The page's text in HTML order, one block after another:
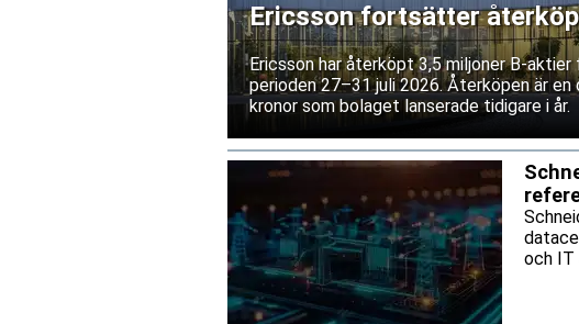
Ericsson fortsätter
kronor
Ericsson har återköpt 3,5 miljoner B-
perioden 27–31 juli 2026. Återköpen är
kronor som bolaget lanserade tidigare i år.
och IT